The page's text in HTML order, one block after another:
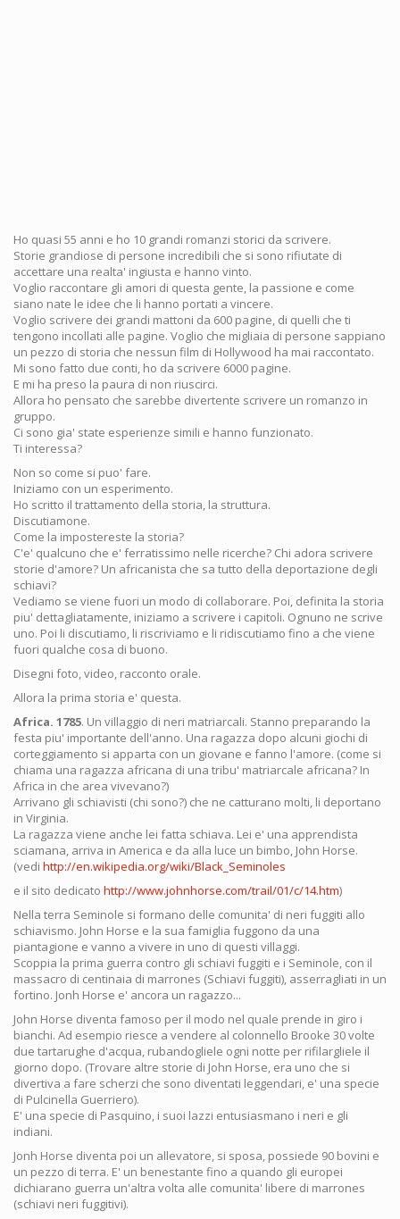
Ho quasi 55 anni e ho 10 grandi romanzi storici da scrivere.
Storie grandiose di persone incredibili che si sono rifiutate di
accettare una realta' ingiusta e hanno vinto.
Voglio raccontare gli amori di questa gente, la passione e come
siano nate le idee che li hanno portati a vincere.
Voglio scrivere dei grandi mattoni da 600 pagine, di quelli che ti
tengono incollati alle pagine. Voglio che migliaia di persone sappiano
un pezzo di storia che nessun film di Hollywood ha mai raccontato.
Mi sono fatto due conti, ho da scrivere 6000 pagine.
E mi ha preso la paura di non riuscirci.
Allora ho pensato che sarebbe divertente scrivere un romanzo in
gruppo.
Ci sono gia' state esperienze simili e hanno funzionato.
Ti interessa?
Non so come si puo' fare.
Iniziamo con un esperimento.
Ho scritto il trattamento della storia, la struttura.
Discutiamone.
Come la impostereste la storia?
C'e' qualcuno che e' ferratissimo nelle ricerche? Chi adora scrivere
storie d'amore? Un africanista che sa tutto della deportazione degli
schiavi?
Vediamo se viene fuori un modo di collaborare. Poi, definita la storia
piu' dettagliatamente, iniziamo a scrivere i capitoli. Ognuno ne scrive
uno. Poi li discutiamo, li riscriviamo e li ridiscutiamo fino a che viene
fuori qualche cosa di buono.
Disegni foto, video, racconto orale.
Allora la prima storia e' questa.
Africa. 1785. Un villaggio di neri matriarcali. Stanno preparando la
festa piu' importante dell'anno. Una ragazza dopo alcuni giochi di
corteggiamento si apparta con un giovane e fanno l'amore. (come si
chiama una ragazza africana di una tribu' matriarcale africana? In
Africa in che area vivevano?)
Arrivano gli schiavisti (chi sono?) che ne catturano molti, li deportano
in Virginia.
La ragazza viene anche lei fatta schiava. Lei e' una apprendista
sciamana, arriva in America e da alla luce un bimbo, John Horse.
(vedi http://en.wikipedia.org/wiki/Black_Seminoles
e il sito dedicato http://www.johnhorse.com/trail/01/c/14.htm)
Nella terra Seminole si formano delle comunita' di neri fuggiti allo
schiavismo. John Horse e la sua famiglia fuggono da una
piantagione e vanno a vivere in uno di questi villaggi.
Scoppia la prima guerra contro gli schiavi fuggiti e i Seminole, con il
massacro di centinaia di marrones (Schiavi fuggiti), asserragliati in un
fortino. Jonh Horse e' ancora un ragazzo...
John Horse diventa famoso per il modo nel quale prende in giro i
bianchi. Ad esempio riesce a vendere al colonnello Brooke 30 volte
due tartarughe d'acqua, rubandogliele ogni notte per rifilargliele il
giorno dopo. (Trovare altre storie di John Horse, era uno che si
divertiva a fare scherzi che sono diventati leggendari, e' una specie
di Pulcinella Guerriero).
E' una specie di Pasquino, i suoi lazzi entusiasmano i neri e gli
indiani.
Jonh Horse diventa poi un allevatore, si sposa, possiede 90 bovini e
un pezzo di terra. E' un benestante fino a quando gli europei
dichiarano guerra un'altra volta alle comunita' libere di marrones
(schiavi neri fuggitivi).